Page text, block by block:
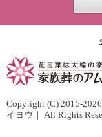
Copyright (C) 2015-2026
イヨウ ｜ All Rights